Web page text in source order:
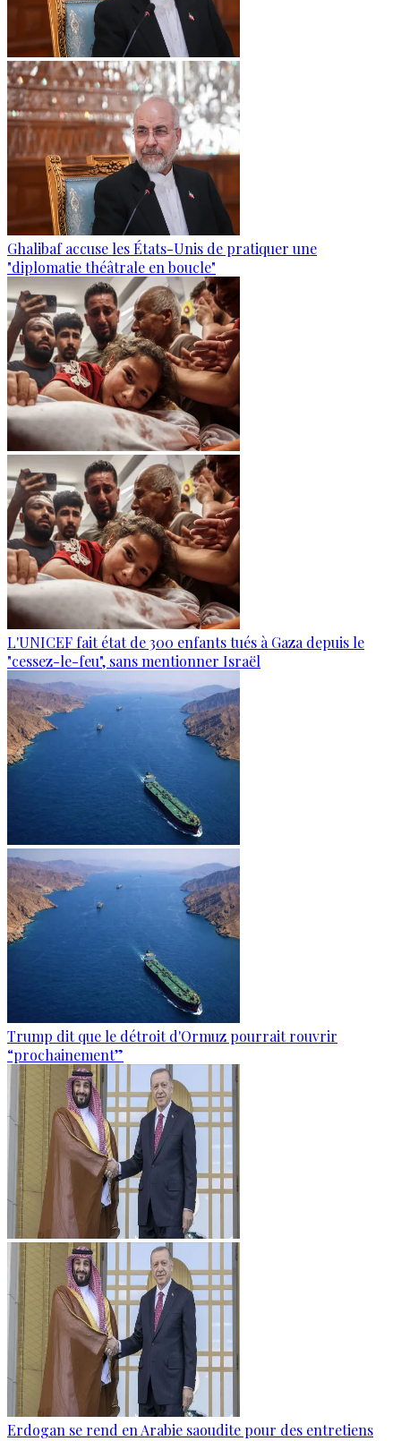
Ghalibaf accuse les États-Unis de pratiquer une
"diplomatie théâtrale en boucle"
L'UNICEF fait état de 300 enfants tués à Gaza depuis le
"cessez-le-feu", sans mentionner Israël
Trump dit que le détroit d'Ormuz pourrait rouvrir
“prochainement”
Erdogan se rend en Arabie saoudite pour des entretiens